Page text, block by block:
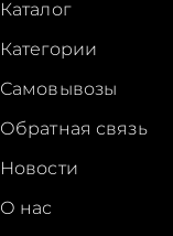
Каталог
Категории
Самовывозы
Обратная связь
Новости
О нас